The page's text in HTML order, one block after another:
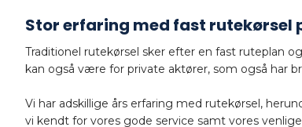
Stor erfaring med fast rutekørsel
​Traditionel rutekørsel sker efter en fast ruteplan
kan også være for private aktører, som også har
Vi har adskillige års erfaring med rutekørsel,
vi kendt for vores gode service samt vores